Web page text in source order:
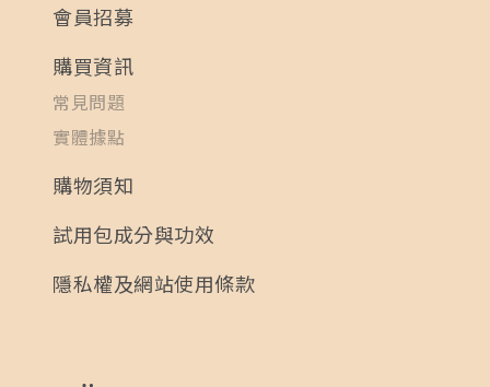
會員招募
購買資訊
常見問題
實體據點
購物須知
試用包成分與功效
隱私權及網站使用條款